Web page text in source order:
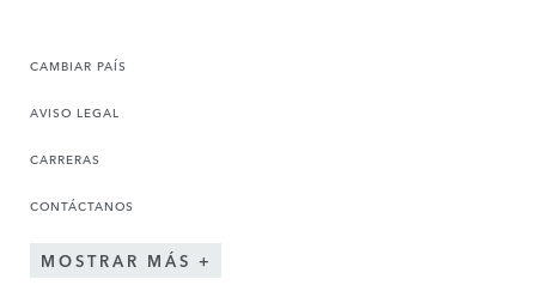
CAMBIAR PAÍS
AVISO LEGAL
CARRERAS
CONTÁCTANOS
MOSTRAR MÁS